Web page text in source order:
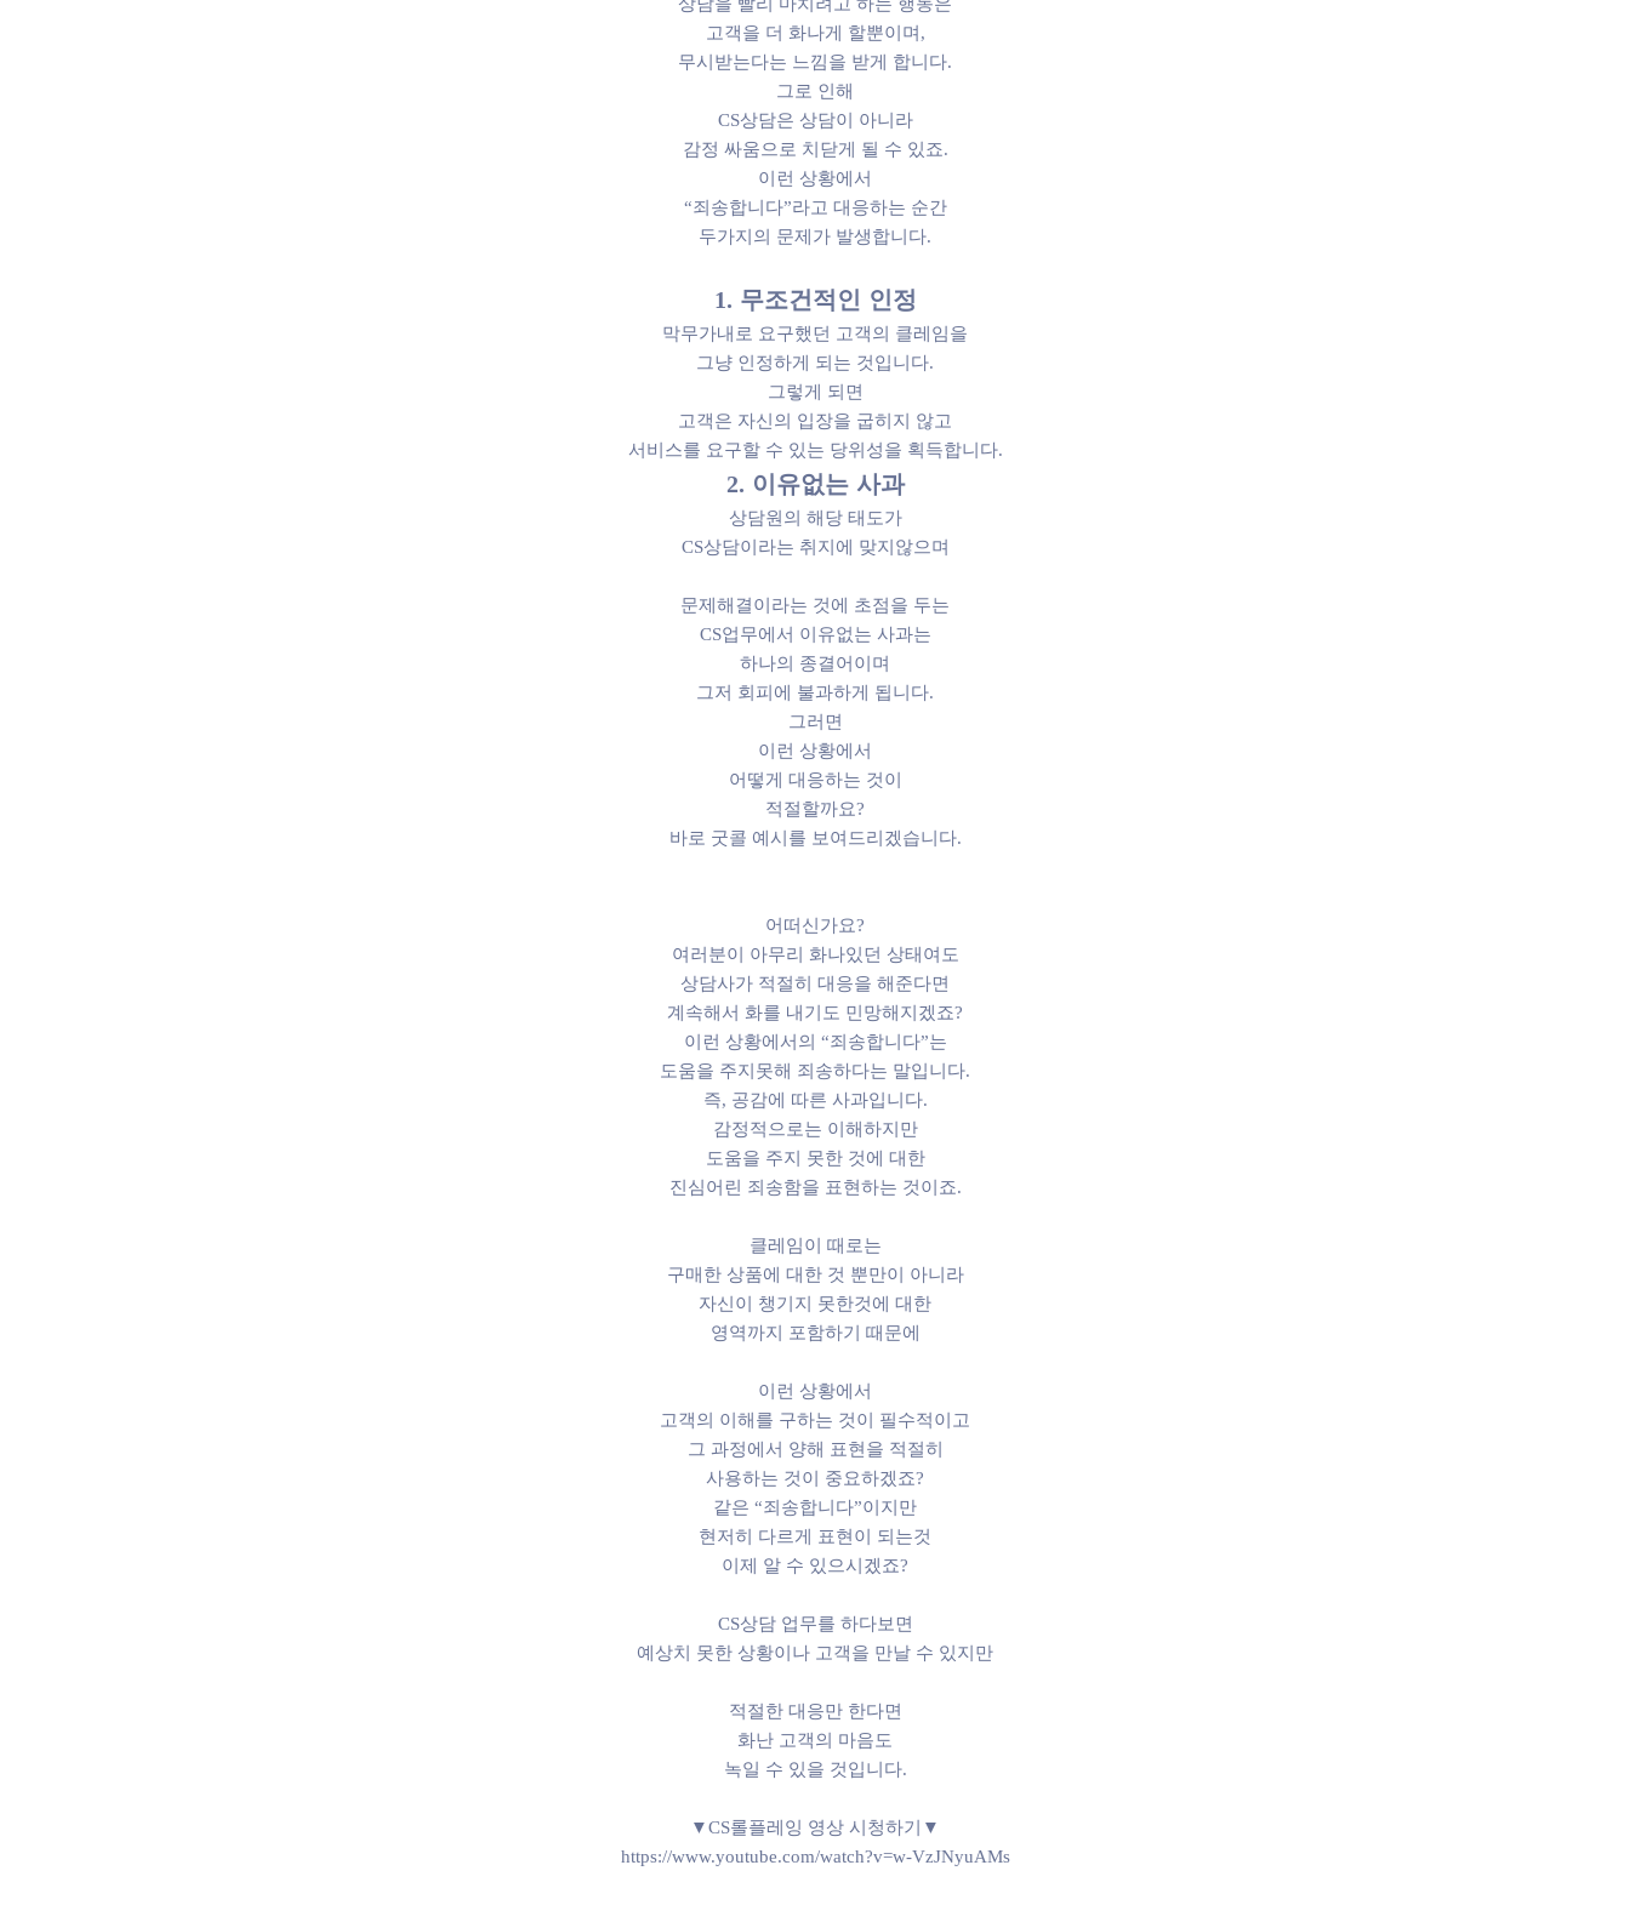
고객을 더 화나게 할뿐이며,
무시받는다는 느낌을 받게 합니다.
그로 인해
CS상담은 상담이 아니라
감정 싸움으로 치닫게 될 수 있죠.
이런 상황에서
“죄송합니다”라고 대응하는 순간
두가지의 문제가 발생합니다.
1. 무조건적인 인정
막무가내로 요구했던 고객의 클레임을
그냥 인정하게 되는 것입니다.
그렇게 되면
고객은 자신의 입장을 굽히지 않고
서비스를 요구할 수 있는 당위성을 획득합니다.
2. 이유없는 사과
상담원의 해당 태도가
CS상담이라는 취지에 맞지않으며
문제해결이라는 것에 초점을 두는
CS업무에서 이유없는 사과는
하나의 종결어이며
그저 회피에 불과하게 됩니다.
그러면
이런 상황에서
어떻게 대응하는 것이
적절할까요?
바로 굿콜 예시를 보여드리겠습니다.
어떠신가요?
여러분이 아무리 화나있던 상태여도
상담사가 적절히 대응을 해준다면
계속해서 화를 내기도 민망해지겠죠?
이런 상황에서의 “죄송합니다”는
도움을 주지못해 죄송하다는 말입니다.
즉, 공감에 따른 사과입니다.
감정적으로는 이해하지만
도움을 주지 못한 것에 대한
진심어린 죄송함을 표현하는 것이죠.
클레임이 때로는
구매한 상품에 대한 것 뿐만이 아니라
자신이 챙기지 못한것에 대한
영역까지 포함하기 때문에
이런 상황에서
고객의 이해를 구하는 것이 필수적이고
그 과정에서 양해 표현을 적절히
사용하는 것이 중요하겠죠?
같은 “죄송합니다”이지만
현저히 다르게 표현이 되는것
이제 알 수 있으시겠죠?
CS상담 업무를 하다보면
예상치 못한 상황이나 고객을 만날 수 있지만
적절한 대응만 한다면
화난 고객의 마음도
녹일 수 있을 것입니다.
▼CS롤플레잉 영상 시청하기▼
https://www.youtube.com/watch?v=w-VzJNyuAMs